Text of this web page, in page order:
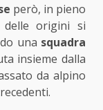
però, in pieno
delle origini si
una squadra
insieme dalla
da alpino